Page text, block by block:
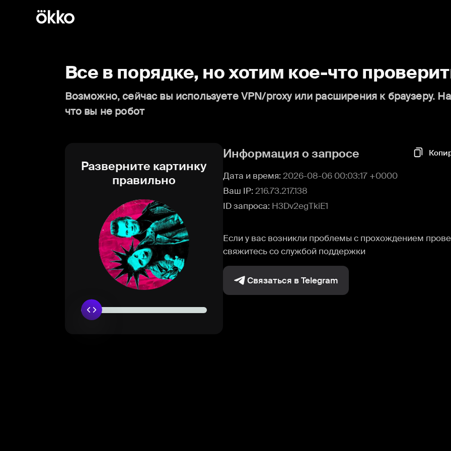
Все в порядке, но хотим кое-что
Возможно, сейчас вы используете VPN/proxy или расширения к браузеру.
что вы не робот
Разверните картинку
правильно
Информация о запросе
Дата и время: 2026-08-06 00:03:17 +0000
Ваш IP: 216.73.217.138
ID запроса: H3Dv2egTkiE1
Если у вас возникли проблемы с прохождением
свяжитесь со службой поддержки
Связаться в Telegram